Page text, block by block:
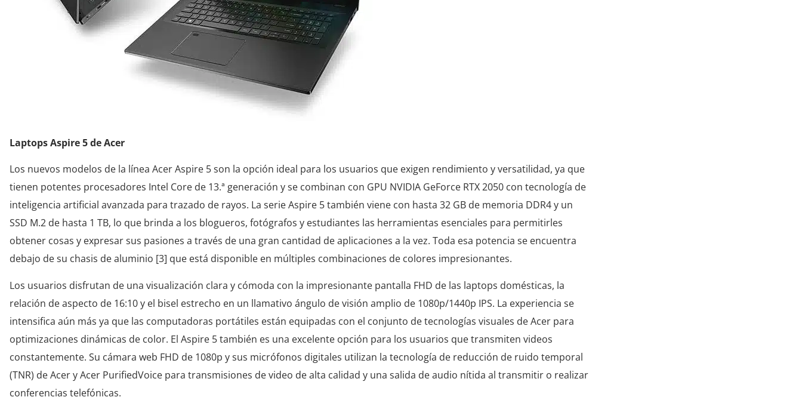
Laptops Aspire 5 de Acer
Los nuevos modelos de la línea Acer Aspire 5 son la opción ideal para los usuarios que exigen rendimiento y versatilidad, ya que
tienen potentes procesadores Intel Core de 13.ª generación y se combinan con GPU NVIDIA GeForce RTX 2050 con tecnología de
inteligencia artificial avanzada para trazado de rayos. La serie Aspire 5 también viene con hasta 32 GB de memoria DDR4 y un
SSD M.2 de hasta 1 TB, lo que brinda a los blogueros, fotógrafos y estudiantes las herramientas esenciales para permitirles
obtener cosas y expresar sus pasiones a través de una gran cantidad de aplicaciones a la vez. Toda esa potencia se encuentra
debajo de su chasis de aluminio [3] que está disponible en múltiples combinaciones de colores impresionantes.
Los usuarios disfrutan de una visualización clara y cómoda con la impresionante pantalla FHD de las laptops domésticas, la
relación de aspecto de 16:10 y el bisel estrecho en un llamativo ángulo de visión amplio de 1080p/1440p IPS. La experiencia se
intensifica aún más ya que las computadoras portátiles están equipadas con el conjunto de tecnologías visuales de Acer para
optimizaciones dinámicas de color. El Aspire 5 también es una excelente opción para los usuarios que transmiten videos
constantemente. Su cámara web FHD de 1080p y sus micrófonos digitales utilizan la tecnología de reducción de ruido temporal
(TNR) de Acer y Acer PurifiedVoice para transmisiones de video de alta calidad y una salida de audio nítida al transmitir o realizar
conferencias telefónicas.